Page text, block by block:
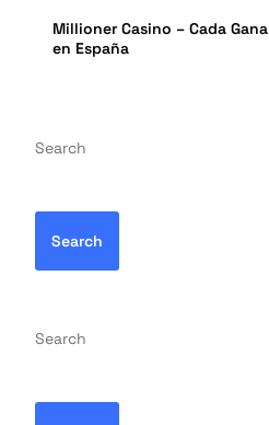
Millioner Casino – Cada
en España
Search
Search
Search